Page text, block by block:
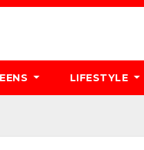
LIFESTYLE